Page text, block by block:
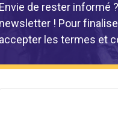
Envie de rester informé
newsletter ! Pour
accepter les termes et